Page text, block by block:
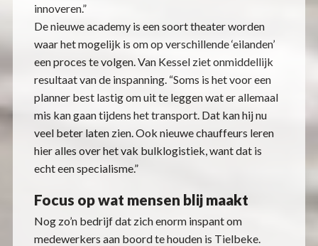
innoveren.”
De nieuwe academy is een soort theater worden
waar het mogelijk is om op verschillende ‘eilanden’
een proces te volgen. Van Kessel ziet onmiddellijk
resultaat van de inspanning. “Soms is het voor een
planner best lastig om uit te leggen wat er allemaal
mis kan gaan tijdens het transport. Dat kan hij nu
veel beter laten zien. Ook nieuwe chauffeurs leren
hier alles over het vak bulklogistiek, want dat is
echt een specialisme.”
Focus op wat mensen blij maakt
Nog zo’n bedrijf dat zich enorm inspant om
medewerkers aan boord te houden is Tielbeke.